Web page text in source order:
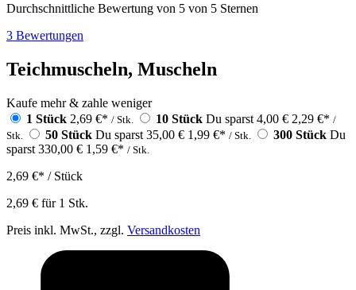
Durchschnittliche Bewertung von 5 von 5 Sternen
3 Bewertungen
Teichmuscheln, Muscheln
Kaufe mehr & zahle weniger
1 Stück 2,69 €* / Stk. 10 Stück Du sparst 4,00 € 2,29 €* /
Stk.
50 Stück Du sparst 35,00 € 1,99 €* / Stk. 300 Stück Du
sparst 330,00 € 1,59 €* / Stk.
2,69 €* / Stück
2,69 € für 1 Stk.
Preis inkl. MwSt., zzgl. Versandkosten